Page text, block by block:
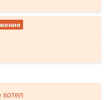
хотел